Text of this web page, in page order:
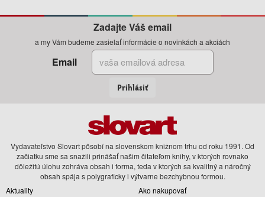
Zadajte Váš email
a my Vám budeme zasielať informácie o novinkách a akciách
Email
Prihlásiť
Vydavateľstvo Slovart pôsobí na slovenskom knižnom trhu od roku 1991. Od
začiatku sme sa snažili prinášať našim čitateľom knihy, v ktorých rovnako
dôležitú úlohu zohráva obsah i forma, teda v ktorých sa kvalitný a náročný
obsah spája s polygraficky i výtvarne bezchybnou formou.
Aktuality
Ako nakupovať